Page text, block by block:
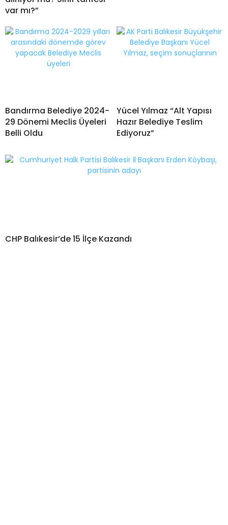
var mı?”
Bandırma Belediye 2024-
29 Dönemi Meclis Üyeleri
Belli Oldu
Yücel Yılmaz “Alt Yapısı
Hazır Belediye Teslim
Ediyoruz”
CHP Balıkesir’de 15 İlçe Kazandı